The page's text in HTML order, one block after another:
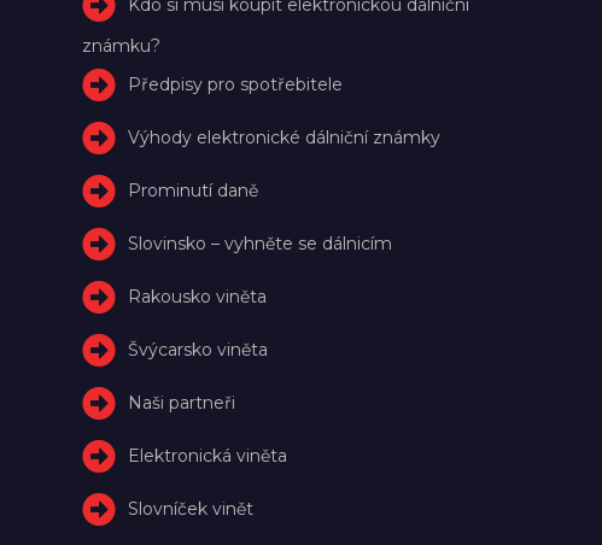
Kdo si musí koupit elektronickou dálniční
známku?
Předpisy pro spotřebitele
Výhody elektronické dálniční známky
Prominutí daně
Slovinsko – vyhněte se dálnicím
Rakousko viněta
Švýcarsko viněta
Naši partneři
Elektronická viněta
Slovníček vinět